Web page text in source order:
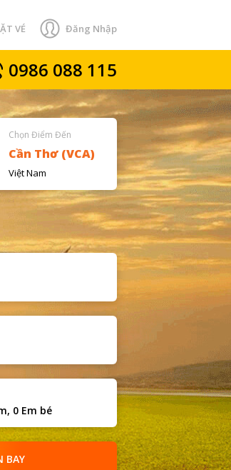
VÉ Đăng Nhập
0986 088 115
Chọn Điểm Đến
Việt Nam
0 Em bé